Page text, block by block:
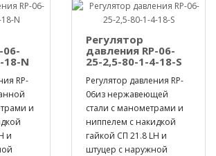
06-
18-N
RP-
и
и
Регулятор
давления RP-06-
25-2,5-80-1-4-18-S
Регулятор давления RP-
06из нержавеющей
стали с манометрами и
ниппелем с накидкой
гайкой СП 21.8 LH и
штуцер с наружной